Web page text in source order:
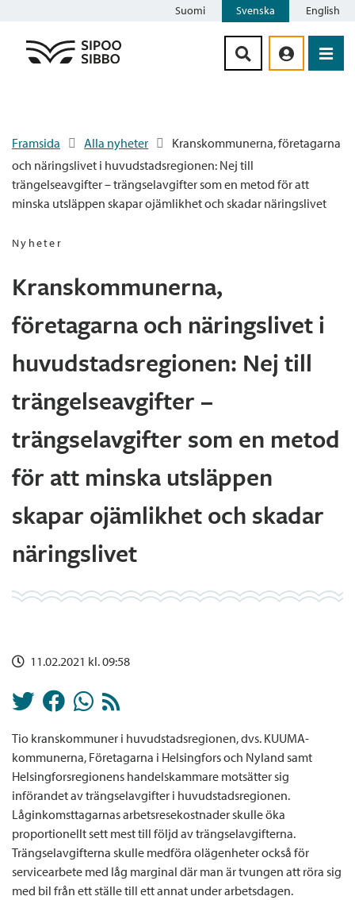
Suomi Svenska English
Framsida Alla nyheter
Kranskommunerna, företagarna
och näringslivet i huvudstadsregionen: Nej till
trängelseavgifter – trängselavgifter som en metod för att
minska utsläppen skapar ojämlikhet och skadar näringslivet
Nyheter
Kranskommunerna,
företagarna och näringslivet i
huvudstadsregionen: Nej till
trängelseavgifter –
trängselavgifter som en metod
för att minska utsläppen
skapar ojämlikhet och skadar
näringslivet
11.02.2021 kl. 09:58
Tio kranskommuner i huvudstadsregionen, dvs. KUUMA-
kommunerna, Företagarna i Helsingfors och Nyland samt
Helsingforsregionens handelskammare motsätter sig
införandet av trängselavgifter i huvudstadsregionen.
Låginkomsttagarnas arbetsresekostnader skulle öka
proportionellt sett mest till följd av trängselavgifterna.
Trängselavgifterna skulle medföra olägenheter också för
servicearbete med låg marginal där man är tvungen att röra sig
med bil från ett ställe till ett annat under arbetsdagen.